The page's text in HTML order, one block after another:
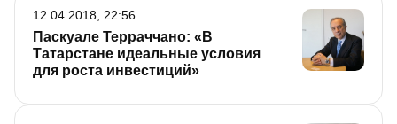
Паскуале Терраччано: «В
Татарстане идеальные условия
для роста инвестиций»
12.04.2018, 22:56